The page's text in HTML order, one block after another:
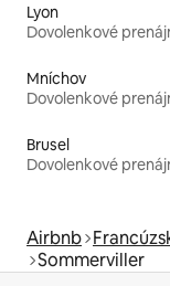
Lyon
Dovolenkové
Mníchov
Dovolenkové
Brusel
Dovolenkové
Airbnb
Sommerviller